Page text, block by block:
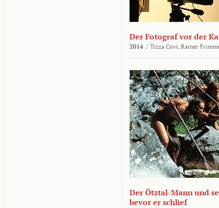
Der Fotograf vor der
2014 / Tizza Covi, Rainer
Der Ötztal-Mann und
bevor er schlief